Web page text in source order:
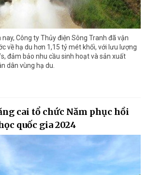
Công ty Thủy điện Sông Tranh đã vận
về hạ du hơn 1,15 tỷ mét khối, với lưu lượng
đảm bảo nhu cầu sinh hoạt và sản xuất
dân vùng hạ du.
cai tổ chức Năm phục hồi
quốc gia 2024